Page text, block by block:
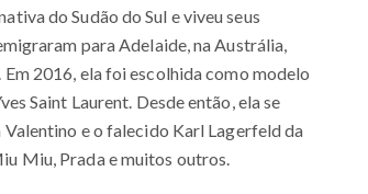
do Sudão do Sul e viveu seus
para Adelaide, na Austrália,
2016, ela foi escolhida como modelo
Saint Laurent. Desde então, ela se
e o falecido Karl Lagerfeld da
Miu, Prada e muitos outros.